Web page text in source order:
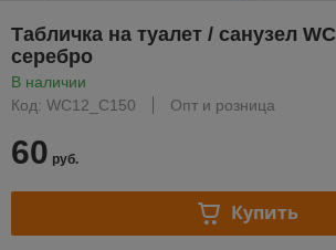
Табличка на туалет / санузел
серебро
В наличии
Код: WC12_С150
Опт и розница
60 руб.
Купить